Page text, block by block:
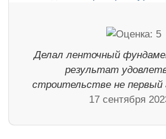
Делал ленточный
результат
строительстве не
17 сентября